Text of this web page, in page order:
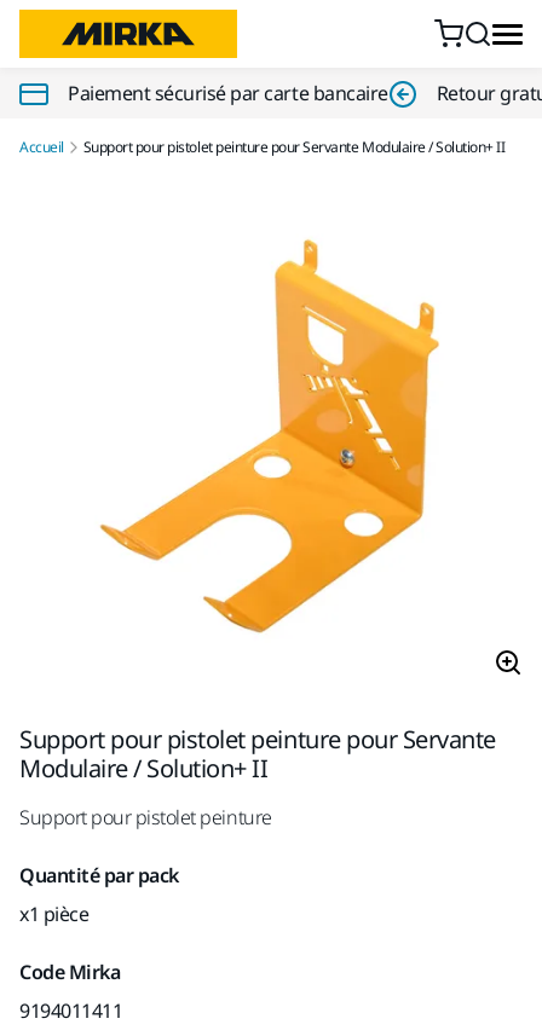
Paiement sécurisé par carte bancaire Retour
Accueil Support pour pistolet peinture pour Servante Modulaire / Solution+ II
Support pour pistolet peinture pour Servante
Modulaire / Solution+ II
Support pour pistolet peinture
Quantité par pack
x1 pièce
Code Mirka
9194011411